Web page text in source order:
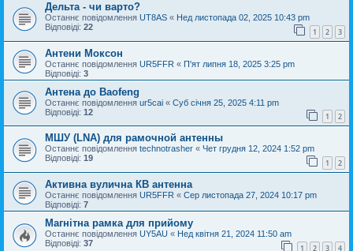
Дельта - чи варто?
Останнє повідомлення UT8AS « Нед листопада 02, 2025 10:43 pm
Відповіді: 22 1 2 3
Антени Моксон
Останнє повідомлення UR5FFR « П'ят липня 18, 2025 3:25 pm
Відповіді: 3
Антена до Baofeng
Останнє повідомлення ur5cai « Суб січня 25, 2025 4:11 pm
Відповіді: 12 1 2
МШУ (LNA) для рамочной антенны
Останнє повідомлення technotrasher « Чет грудня 12, 2024 1:52 pm
Відповіді: 19 1 2
Активна вулична КВ антенна
Останнє повідомлення UR5FFR « Сер листопада 27, 2024 10:17 pm
Відповіді: 7
Магнітна рамка для прийому
Останнє повідомлення UY5AU « Нед квітня 21, 2024 11:50 am
Відповіді: 37 1 2 3 4